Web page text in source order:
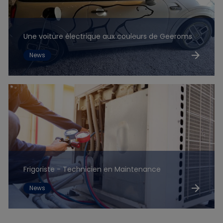
Une voiture électrique aux couleurs de Geeroms
News
Frigoriste - Technicien en Maintenance
News